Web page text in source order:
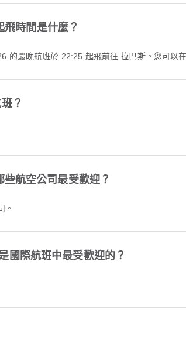
時間是什麼？
的最晚航班於 22:25 起飛前往 拉巴斯。您可以
？
航空公司最受歡迎？
。
際航班中最受歡迎的？